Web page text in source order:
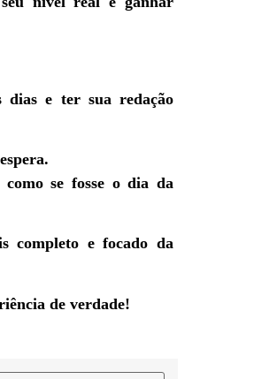
e ter sua redação
se fosse o dia da
completo e focado da
de verdade!